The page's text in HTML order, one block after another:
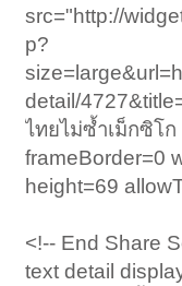
src="http://
p?
detail/
ไทยไม่ซ้ำเม็กซิโ
frameBorder=0
height=69
<!-- End Share
text detail